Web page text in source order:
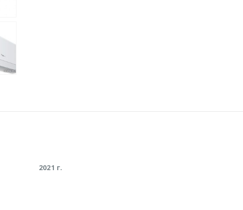
2021 г.